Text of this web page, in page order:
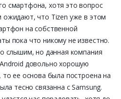
смартфона, хотя это вопрос
ожидают, что Tizen уже в этом
на собственной
пока что никому не известно.
слышим, но данная компания
довольно хорошую
то ее основа была построена на
тесно связанна с Samsung.